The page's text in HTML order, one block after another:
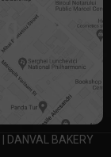
| DANVAL BAKERY